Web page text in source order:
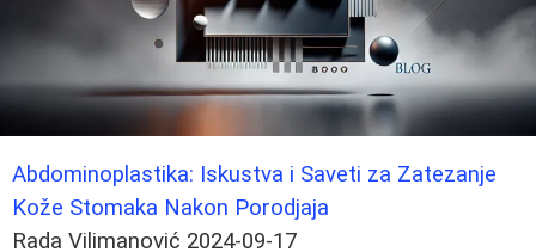
Abdominoplastika: Iskustva i Saveti za Zatezanje
Kože Stomaka Nakon Porodjaja
Rada Vilimanović 2024-09-17